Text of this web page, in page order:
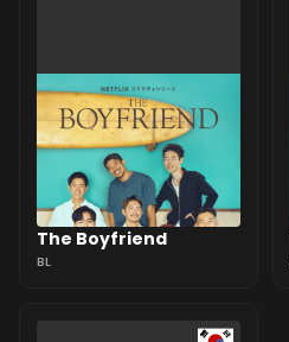
The Boyfriend
BL